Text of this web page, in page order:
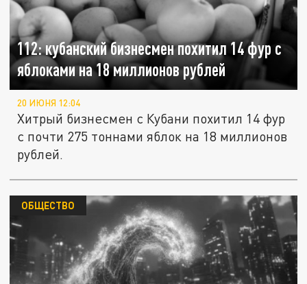
112: кубанский бизнесмен похитил 14 фур с
яблоками на 18 миллионов рублей
20 ИЮНЯ 12:04
Хитрый бизнесмен с Кубани похитил 14 фур
с почти 275 тоннами яблок на 18 миллионов
рублей.
ОБЩЕСТВО